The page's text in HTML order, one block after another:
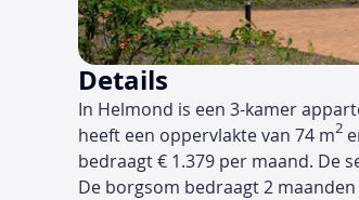
Details
In Helmond is een 3-kamer
heeft een oppervlakte van 74 m2
bedraagt € 1.379 per maand. De
De borgsom bedraagt 2